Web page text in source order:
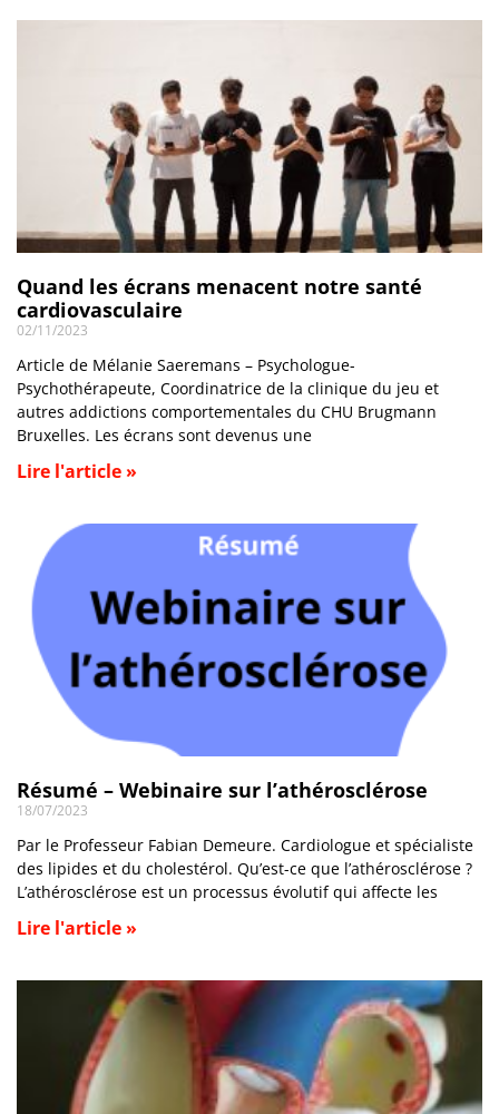
Quand les écrans menacent notre santé
cardiovasculaire
02/11/2023
Article de Mélanie Saeremans – Psychologue-
Psychothérapeute, Coordinatrice de la clinique du jeu et
autres addictions comportementales du CHU Brugmann
Bruxelles. Les écrans sont devenus une
Lire l'article »
Résumé – Webinaire sur l’athérosclérose
18/07/2023
Par le Professeur Fabian Demeure. Cardiologue et spécialiste
des lipides et du cholestérol. Qu’est-ce que l’athérosclérose ?
L’athérosclérose est un processus évolutif qui affecte les
Lire l'article »